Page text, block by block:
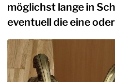
möglichst lange in
eventuell die eine